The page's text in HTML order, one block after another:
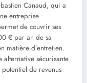
Canaud, qui a
entreprise
de couvrir ses
€ par an de sa
matière d’entretien.
sécurisante
de revenus